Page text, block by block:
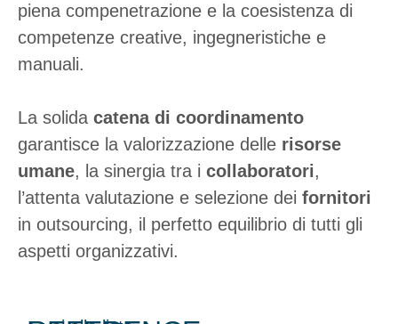
piena compenetrazione e la coesistenza di
competenze creative, ingegneristiche e
manuali.
La solida catena di coordinamento
garantisce la valorizzazione delle risorse
umane, la sinergia tra i collaboratori,
l’attenta valutazione e selezione dei fornitori
in outsourcing, il perfetto equilibrio di tutti gli
aspetti organizzativi.